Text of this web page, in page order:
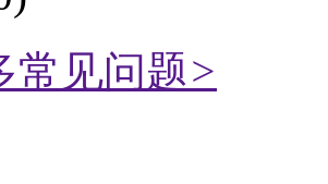
常见问题>